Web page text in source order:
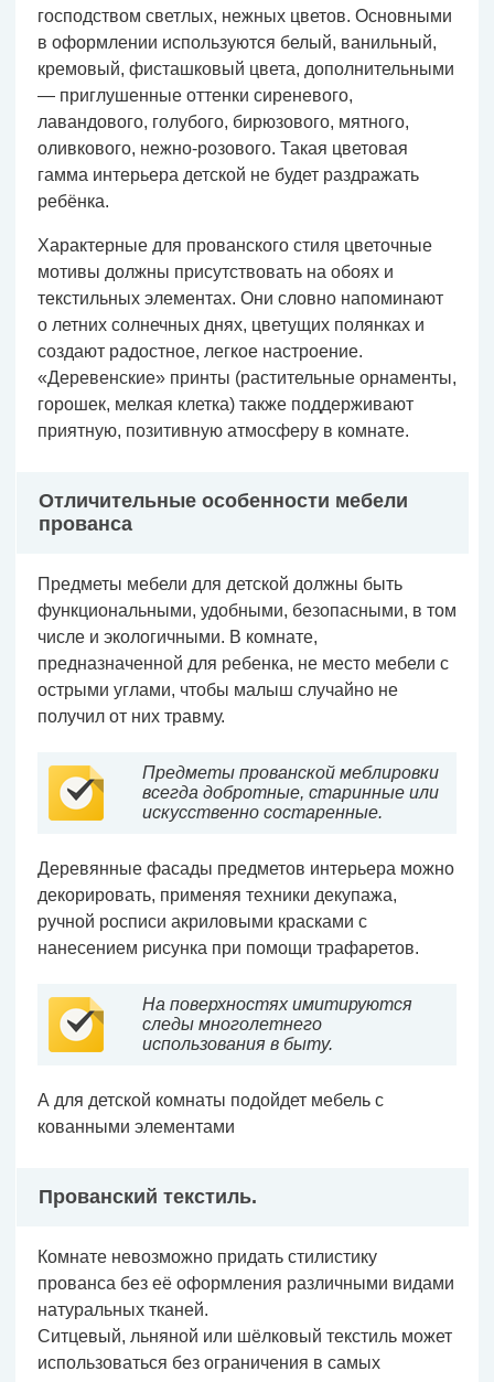
господством светлых, нежных цветов. Основными
в оформлении используются белый, ванильный,
кремовый, фисташковый цвета, дополнительными
— приглушенные оттенки сиреневого,
лавандового, голубого, бирюзового, мятного,
оливкового, нежно-розового. Такая цветовая
гамма интерьера детской не будет раздражать
ребёнка.
Характерные для прованского стиля цветочные
мотивы должны присутствовать на обоях и
текстильных элементах. Они словно напоминают
о летних солнечных днях, цветущих полянках и
создают радостное, легкое настроение.
«Деревенские» принты (растительные орнаменты,
горошек, мелкая клетка) также поддерживают
приятную, позитивную атмосферу в комнате.
Отличительные особенности мебели
прованса
Предметы мебели для детской должны быть
функциональными, удобными, безопасными, в том
числе и экологичными. В комнате,
предназначенной для ребенка, не место мебели с
острыми углами, чтобы малыш случайно не
получил от них травму.
Предметы прованской меблировки
всегда добротные, старинные или
искусственно состаренные.
Деревянные фасады предметов интерьера можно
декорировать, применяя техники декупажа,
ручной росписи акриловыми красками с
нанесением рисунка при помощи трафаретов.
На поверхностях имитируются
следы многолетнего
использования в быту.
А для детской комнаты подойдет мебель с
кованными элементами
Прованский текстиль.
Комнате невозможно придать стилистику
прованса без её оформления различными видами
натуральных тканей.
Ситцевый, льняной или шёлковый текстиль может
использоваться без ограничения в самых